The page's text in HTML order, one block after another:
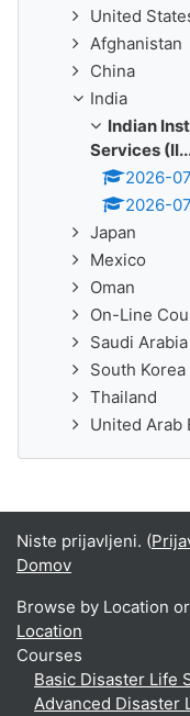
United
Afghanistan
China
India
Indian
Services
2026-
2026-
Japan
Mexico
Oman
On-Line
Saudi Arabia
South Korea
Thailand
United Arab
Niste prijavljeni. (
Domov
Browse by Location
Location
Courses
Basic Disaster Life
Advanced Disaster